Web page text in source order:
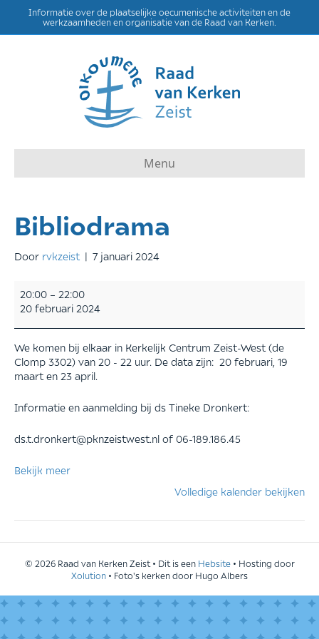
Informatie over de plaatselijke oecumenische activiteiten en de
werkzaamheden en organisatie van de Raad van Kerken.
Menu
Bibliodrama
Door rvkzeist | 7 januari 2024
20:00 – 22:00
20 februari 2024
We komen bij elkaar in Kerkelijk Centrum Zeist-West (de
Clomp 3302) van 20 - 22 uur. De data zijn: 20 februari, 19
maart en 23 april.
Informatie en aanmelding bij ds Tineke Dronkert:
ds.t.dronkert@pknzeistwest.nl of 06-189.186.45
Bekijk meer
Volledige kalender bekijken
© 2026 Raad van Kerken Zeist • Dit is een Hebsite• Hosting door
Xolution • Foto's kerken door Hugo Albers